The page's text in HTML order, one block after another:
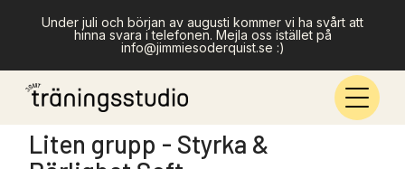
Liten grupp - Styrka &
Under juli och början av augusti kommer vi ha svårt att
hinna svara i telefonen. Mejla oss istället på
info@jimmiesoderquist.se :)